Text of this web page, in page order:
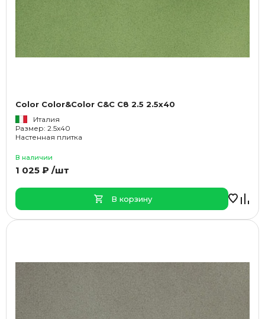
Color Color&Color C&C C8 2.5 2.5x40
Италия
Размер: 2.5x40
Настенная плитка
В наличии
1 025 ₽ /шт
В корзину